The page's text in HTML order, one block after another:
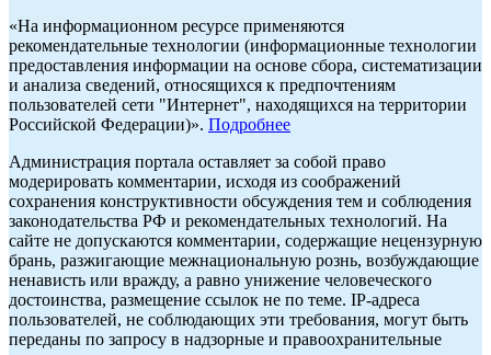
«На информационном ресурсе применяются
рекомендательные технологии (информационные технологии
предоставления информации на основе сбора, систематизации
и анализа сведений, относящихся к предпочтениям
пользователей сети "Интернет", находящихся на территории
Российской Федерации)». Подробнее
Администрация портала оставляет за собой право
модерировать комментарии, исходя из соображений
сохранения конструктивности обсуждения тем и соблюдения
законодательства РФ и рекомендательных технологий. На
сайте не допускаются комментарии, содержащие нецензурную
брань, разжигающие межнациональную рознь, возбуждающие
ненависть или вражду, а равно унижение человеческого
достоинства, размещение ссылок не по теме. IP-адреса
пользователей, не соблюдающих эти требования, могут быть
переданы по запросу в надзорные и правоохранительные